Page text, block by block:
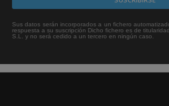
Sus datos serán incorporados a un fichero
respuesta a su suscripción Dicho fichero es de
S.L. y no será cedido a un tercero en ningún caso.